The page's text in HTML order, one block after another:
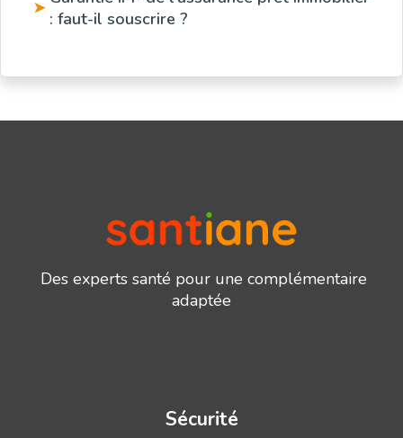
➤ : faut-il souscrire ?
Des experts santé pour une complémentaire
adaptée
Sécurité